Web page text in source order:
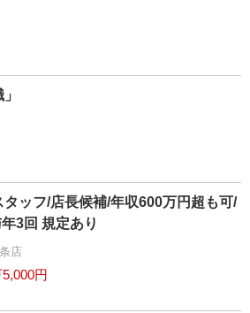
ッフ/店長候補/年収600万円超も可/
3回 規定あり
店
円